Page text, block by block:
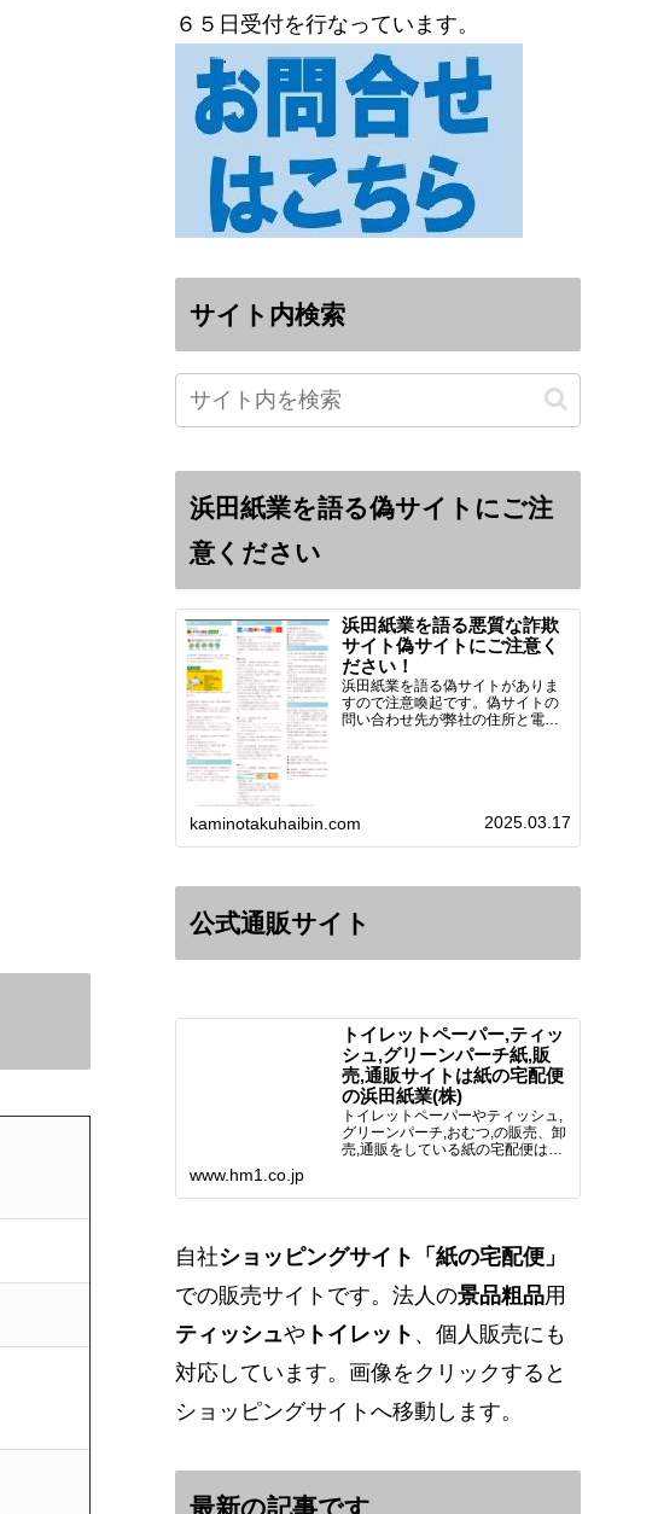
６５日受付を行なっています。
サイト内検索
浜田紙業を語る偽サイトにご注
意ください
浜田紙業を語る悪質な詐欺
サイト偽サイトにご注意く
ださい！
浜田紙業を語る偽サイトがありま
すので注意喚起です。偽サイトの
問い合わせ先が弊社の住所と電話
い…
kaminotakuhaibin.com 2025.03.17
公式通販サイト
トイレットペーパー,ティッ
シュ,グリーンパーチ紙,販
売,通販サイトは紙の宅配便
の浜田紙業(株)
トイレットペーパーやティッシュ,
グリーンパーチ,おむつ,の販売、卸
売,通販をしている紙の宅配便は創
ト決済各種対応しています。歴史
www.hm1.co.jp
自社ショッピングサイト「紙の宅配便」
での販売サイトです。法人の景品粗品用
ティッシュや トイレット 、個人販売にも
対応しています。画像をクリックすると
ショッピングサイトへ移動します。
最新の記事です